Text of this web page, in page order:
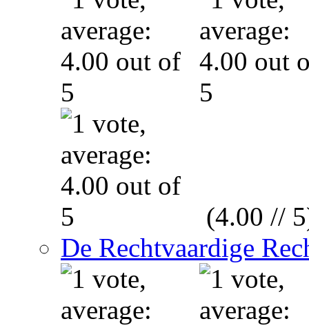
(4.00 //
De Rechtvaardige